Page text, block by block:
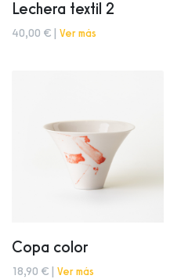
Lechera textil 2
40,00 € | Ver más
Copa color
18,90 € | Ver más